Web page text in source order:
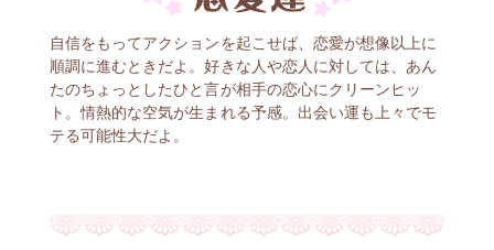
自信をもってアクションを起こせば、恋愛が想像以上に
順調に進むときだよ。好きな人や恋人に対しては、あん
たのちょっとしたひと言が相手の恋心にクリーンヒッ
ト。情熱的な空気が生まれる予感。出会い運も上々でモ
テる可能性大だよ。